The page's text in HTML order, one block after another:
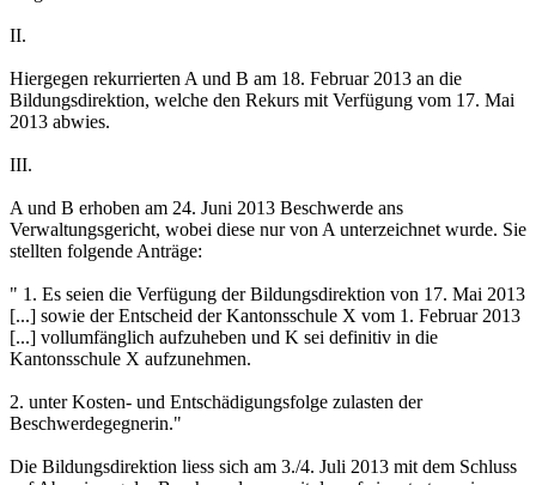
II.
Hiergegen rekurrierten A und B am 18. Februar 2013 an die
Bildungsdirektion, welche den Rekurs mit Verfügung vom 17. Mai
2013 abwies.
III.
A und B erhoben am 24. Juni 2013 Beschwerde ans
Verwaltungsgericht, wobei diese nur von A unterzeichnet wurde. Sie
stellten folgende Anträge:
" 1. Es seien die Verfügung der Bildungsdirektion von 17. Mai 2013
[...] sowie der Entscheid der Kantonsschule X vom 1. Februar 2013
[...] vollumfänglich aufzuheben und K sei definitiv in die
Kantonsschule X aufzunehmen.
2. unter Kosten- und Entschädigungsfolge zulasten der
Beschwerdegegnerin."
Die Bildungsdirektion liess sich am 3./4. Juli 2013 mit dem Schluss